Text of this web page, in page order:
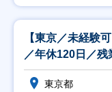
【東京／未経験
／年休120日／残
東京都